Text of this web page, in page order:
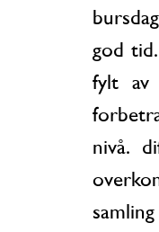
god
fylt av
nivå.